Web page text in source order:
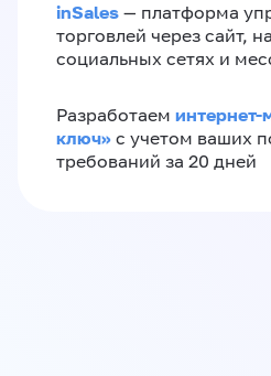
inSales — платформа
торговлей через сайт,
социальных сетях и
Разработаем интернет-
ключ»‎ с учетом ваших
требований за 20 дней